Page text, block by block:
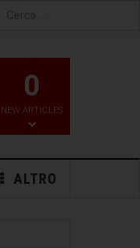
results.
0
NEW ARTICLES
ALTRO